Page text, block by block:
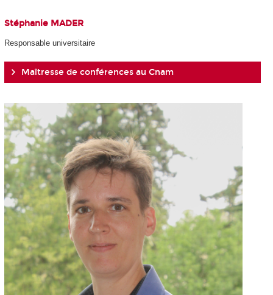
Stéphanie MADER
Responsable universitaire
Maîtresse de conférences au Cnam